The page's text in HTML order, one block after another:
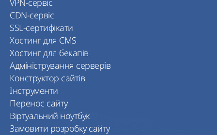
VPN-сервіс
CDN-сервіс
SSL-сертифікати
Хостинг для CMS
Хостинг для бекапів
Адміністрування серверів
Конструктор сайтів
Інструменти
Перенос сайту
Віртуальний ноутбук
Замовити розробку сайту